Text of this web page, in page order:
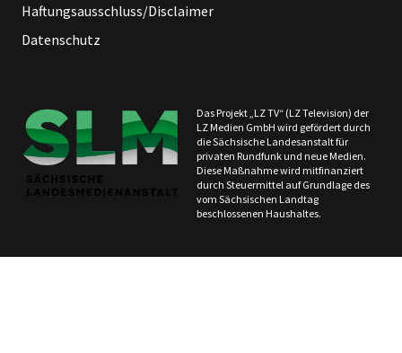
Haftungsausschluss/Disclaimer
Datenschutz
Das Projekt „LZ TV“ (LZ Television) der
LZ Medien GmbH wird gefördert durch
die Sächsische Landesanstalt für
privaten Rundfunk und neue Medien.
Diese Maßnahme wird mitfinanziert
durch Steuermittel auf Grundlage des
vom Sächsischen Landtag
beschlossenen Haushaltes.